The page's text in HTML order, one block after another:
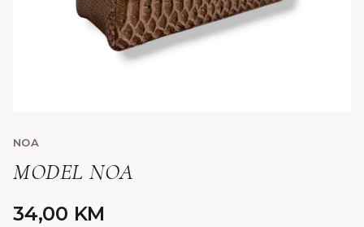
NOA
MODEL NOA
34,00 KM